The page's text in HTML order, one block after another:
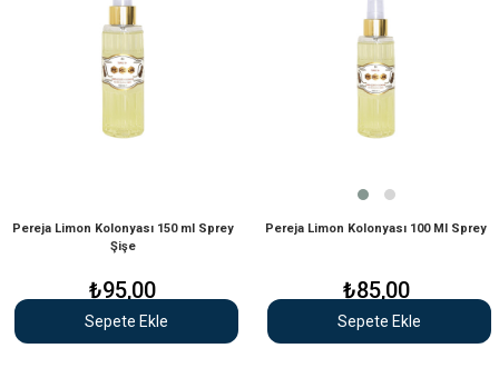
Pereja Limon Kolonyası 150 ml Sprey
Şişe
₺95,00
Sepete Ekle
Pereja Limon Kolonyası 100 Ml Sprey
₺85,00
Sepete Ekle